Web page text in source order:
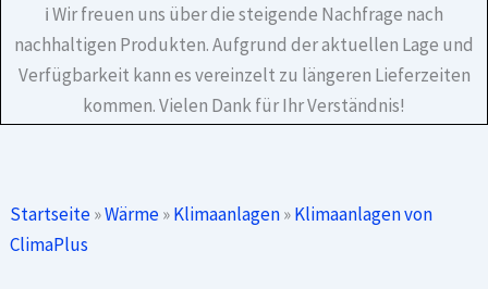
ℹ️ Wir freuen uns über die steigende Nachfrage nach
nachhaltigen Produkten. Aufgrund der aktuellen Lage und
Verfügbarkeit kann es vereinzelt zu längeren Lieferzeiten
kommen. Vielen Dank für Ihr Verständnis!
Startseite»Wärme»Klimaanlagen»Klimaanlagen von
ClimaPlus